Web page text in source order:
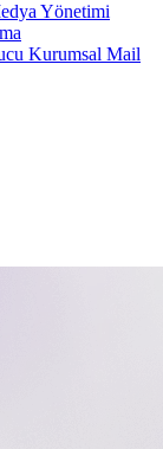
Yönetimi
Kurumsal Mail